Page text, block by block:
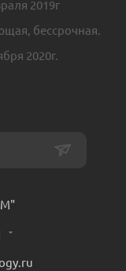
2019г
бессрочная.
2020г.